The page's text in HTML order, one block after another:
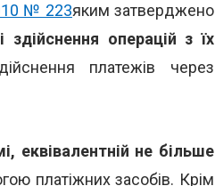
№ 223яким затверджено
операцій з їх
платежів через
еквівалентній не більше
платіжних засобів. Крім